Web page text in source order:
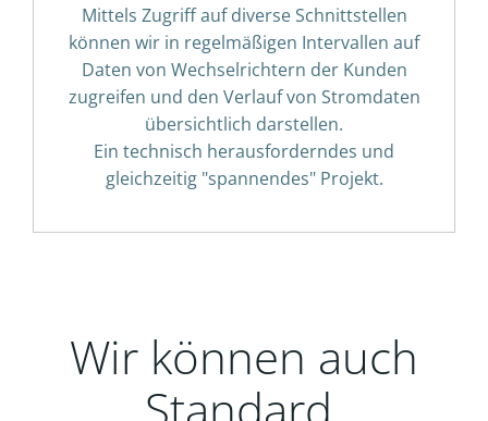
Mittels Zugriff auf diverse Schnittstellen
können wir in regelmäßigen Intervallen auf
Daten von Wechselrichtern der Kunden
zugreifen und den Verlauf von Stromdaten
übersichtlich darstellen.
Ein technisch herausforderndes und
gleichzeitig "spannendes" Projekt.
Wir können auch